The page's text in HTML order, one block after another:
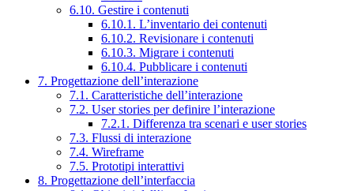
6.10. Gestire i contenuti
6.10.1. L’inventario dei contenuti
6.10.2. Revisionare i contenuti
6.10.3. Migrare i contenuti
6.10.4. Pubblicare i contenuti
7. Progettazione dell’interazione
7.1. Caratteristiche dell’interazione
7.2. User stories per definire l’interazione
7.2.1. Differenza tra scenari e user stories
7.3. Flussi di interazione
7.4. Wireframe
7.5. Prototipi interattivi
8. Progettazione dell’interfaccia